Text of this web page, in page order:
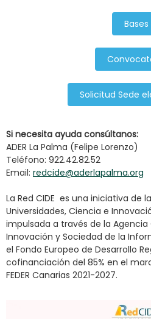
Bases
Solicitud Sede
Si necesita ayuda consúltanos:
ADER La Palma (Felipe Lorenzo)
Teléfono: 922.42.82.52
Email: redcide@aderlapalma.org
La Red CIDE es una iniciativa de
Universidades, Ciencia e
impulsada a través de la
Innovación y Sociedad de la
el Fondo Europeo de Desarrollo
cofinanciación del 85% en el
FEDER Canarias 2021-2027.